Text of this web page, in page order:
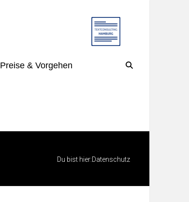
Preise & Vorgehen
Du bist hier:Datenschutz